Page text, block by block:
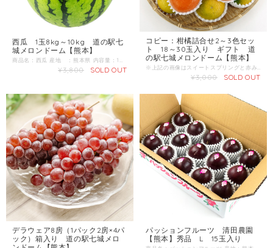
西瓜 1玉8kg～10kg 道の駅七
城メロンドーム【熊本】
¥3,800 SOLD OUT
コピー：柑橘詰合せ2～3色セッ
ト 18～30玉入り ギフト 道
の駅七城メロンドーム【熊本】
¥3,000 SOLD OUT
デラウェア8房（1パック2房×4パ
ック）箱入り 道の駅七城メロ
パッションフルーツ 清田農園
【熊本】秀品 L 15玉入り